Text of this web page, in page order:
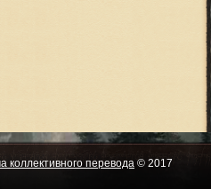
коллективного перевода © 2017